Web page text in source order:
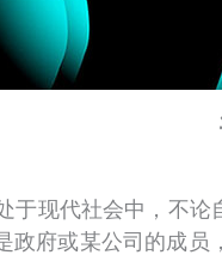
于现代社会中，不论
政府或某公司的成员